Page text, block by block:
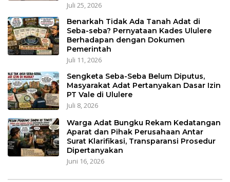
Juli 25, 2026
Benarkah Tidak Ada Tanah Adat di
Seba-seba? Pernyataan Kades Ululere
Berhadapan dengan Dokumen
Pemerintah
Juli 11, 2026
Sengketa Seba-Seba Belum Diputus,
Masyarakat Adat Pertanyakan Dasar Izin
PT Vale di Ululere
Juli 8, 2026
Warga Adat Bungku Rekam Kedatangan
Aparat dan Pihak Perusahaan Antar
Surat Klarifikasi, Transparansi Prosedur
Dipertanyakan
Juni 16, 2026